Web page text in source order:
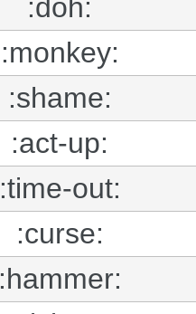
:doh:
:monkey:
:shame:
:act-up:
:time-out:
:curse:
:hammer: